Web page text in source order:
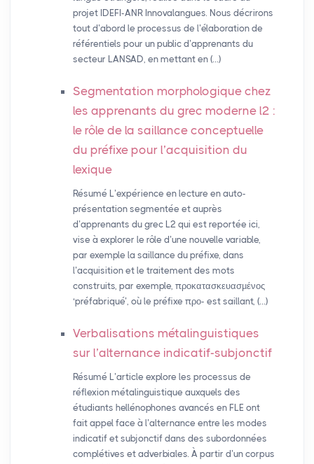
projet IDEFI-ANR Innovalangues. Nous décrirons
tout d’abord le processus de l’élaboration de
référentiels pour un public d’apprenants du
secteur LANSAD, en mettant en (…)
Segmentation morphologique chez
les apprenants du grec moderne l2 :
le rôle de la saillance conceptuelle
du préfixe pour l’acquisition du
lexique
Résumé L’expérience en lecture en auto-
présentation segmentée et auprès
d’apprenants du grec L2 qui est reportée ici,
vise à explorer le rôle d’une nouvelle variable,
par exemple la saillance du préfixe, dans
l’acquisition et le traitement des mots
construits, par exemple, προκατασκευασμένος
‘préfabriqué’, où le préfixe προ- est saillant, (…)
Verbalisations métalinguistiques
sur l’alternance indicatif-subjonctif
Résumé L’article explore les processus de
réflexion métalinguistique auxquels des
étudiants hellénophones avancés en FLE ont
fait appel face à l’alternance entre les modes
indicatif et subjonctif dans des subordonnées
complétives et adverbiales. À partir d’un corpus